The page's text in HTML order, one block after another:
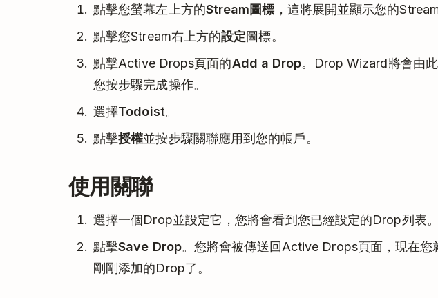
點擊您螢幕左上方的Stream圖標 ，這將展開並顯示您的Stream
點擊您Stream右上方的設定圖標。
點擊Active Drops頁面的Add a Drop。Drop Wizard將會由
您按步驟完成操作。
選擇Todoist。
點擊授權並按步驟關聯應用到您的帳戶。
使用關聯
選擇一個Drop並設定它，您將會看到您已經設定的Drop列表。
點擊Save Drop。您將會被傳送回Active Drops頁面，現在您
剛剛添加的Drop了。